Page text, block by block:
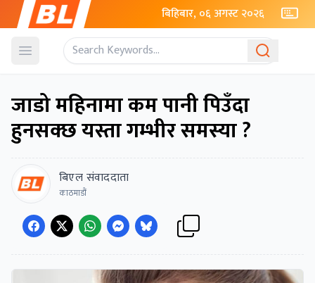
बिहिबार, ०६ अगस्ट २०२६
Open menu
जाडो महिनामा कम पानी पिउँदा
हुनसक्छ यस्ता गम्भीर समस्या ?
बिएल संवाददाता
काठमाडौं